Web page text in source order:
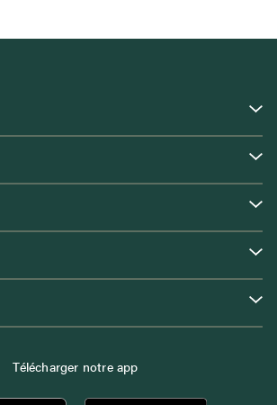
Télécharger notre app